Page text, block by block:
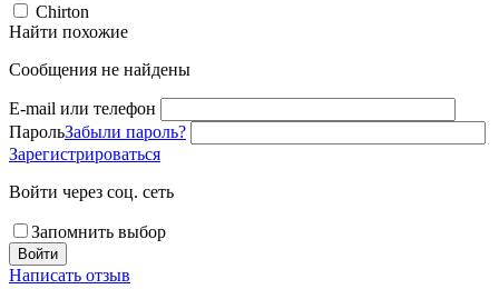
Chirton
Найти похожие
Сообщения не найдены
E-mail или телефон
ПарольЗабыли пароль?
Зарегистрироваться
Войти через соц. сеть
Запомнить выбор
Войти
Написать отзыв